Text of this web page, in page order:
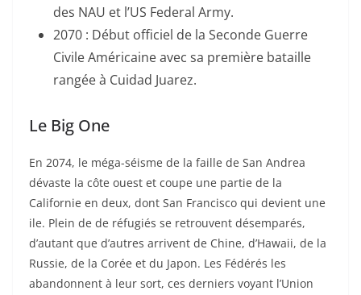
des NAU et l’US Federal Army.
2070 : Début officiel de la Seconde Guerre
Civile Américaine avec sa première bataille
rangée à Cuidad Juarez.
Le Big One
En 2074, le méga-séisme de la faille de San Andrea
dévaste la côte ouest et coupe une partie de la
Californie en deux, dont San Francisco qui devient une
ile. Plein de de réfugiés se retrouvent désemparés,
d’autant que d’autres arrivent de Chine, d’Hawaii, de la
Russie, de la Corée et du Japon. Les Fédérés les
abandonnent à leur sort, ces derniers voyant l’Union